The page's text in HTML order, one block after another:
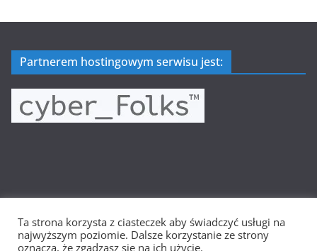
Partnerem hostingowym serwisu jest:
Prawa autorskie © 2026Wielkopolska Siatkówka. Wszystkie
prawa zastrzeżone.
Ta strona korzysta z ciasteczek aby świadczyć usługi na
najwyższym poziomie. Dalsze korzystanie ze strony
oznacza, że zgadzasz się na ich użycie.